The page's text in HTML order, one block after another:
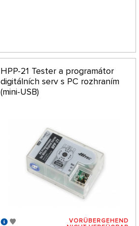
HPP-21 Tester a programátor
digitálních serv s PC rozhraním
(mini-USB)
VORÜBERGEHEND